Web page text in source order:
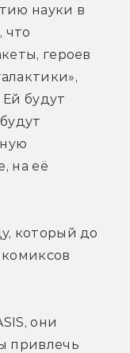
науки в
что
героев
будут
на её
который до
они
привлечь